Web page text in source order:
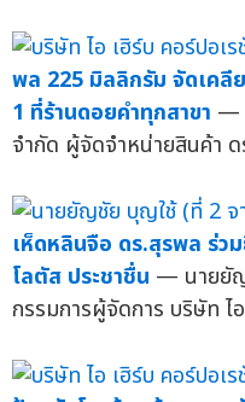
พล 225 มิลลิกรัม จัดเคลี
1 ที่ร้านดอยคำทุกสาขา —
จำกัด ผู้จัดจำหน่ายสินค้า ด
เห็ดหลินจือ ดร.สุรพล ร่ว
โลตัส ประชาชื่น — นายยั
กรรมการผู้จัดการ บริษัท ไ